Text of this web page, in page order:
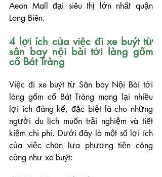
Aeon Mall đại siêu thị lớn nhất quận
Long Biên.
4 lợi ích của việc đi xe buýt từ
sân bay nội bài tới làng gốm
cổ Bát Tràng
Việc đi xe buýt từ Sân bay Nội Bài tới
làng gốm cổ Bát Tràng mang lại nhiều
lợi ích đáng kể, đặc biệt là cho những
người du lịch muốn trải nghiệm và tiết
kiệm chi phí. Dưới đây là một số lợi ích
của việc chọn lựa phương tiện công
cộng như xe buýt: